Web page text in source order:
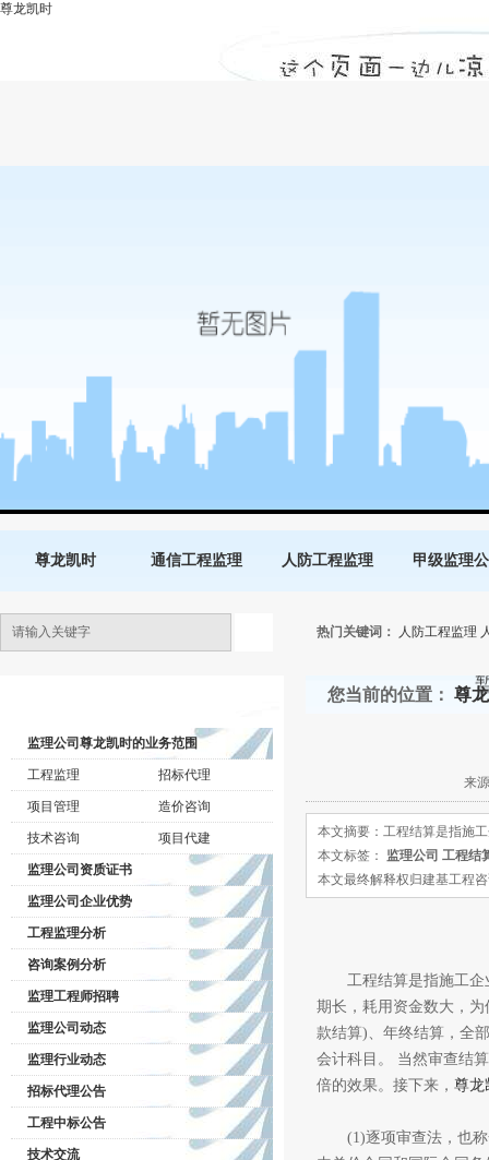
人防工程监理公司分享三种工程结算的方
尊龙凯时
尊龙凯时 通信工程监理 人防工程监理 甲级监理
热门关键词： 人防工程监理
监理公司尊龙凯时的业务范围
工程监理 招标代理
项目管理 造价咨询
技术咨询 项目代建
监理公司资质证书
监理公司企业优势
工程监理分析
咨询案例分析
监理工程师招聘
监理公司动态
监理行业动态
招标代理公告
工程中标公告
技术交流
您当前的位置： 尊
来
本文摘要：工程结算是指施
本文标签： 监理公司 工程结
本文最终解释权归建基工程咨
工程结算是指施工企业
期长，耗用资金数大，
款结算)、年终结算，全
会计科目。 当然审查结
倍的效果。接下来， 尊龙
(1)逐项审查法，也称